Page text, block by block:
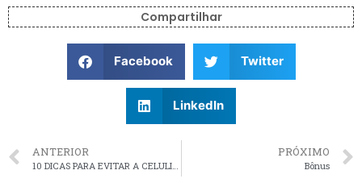
Compartilhar
Facebook Twitter
LinkedIn
ANTERIOR PRÓXIMO
Bônus